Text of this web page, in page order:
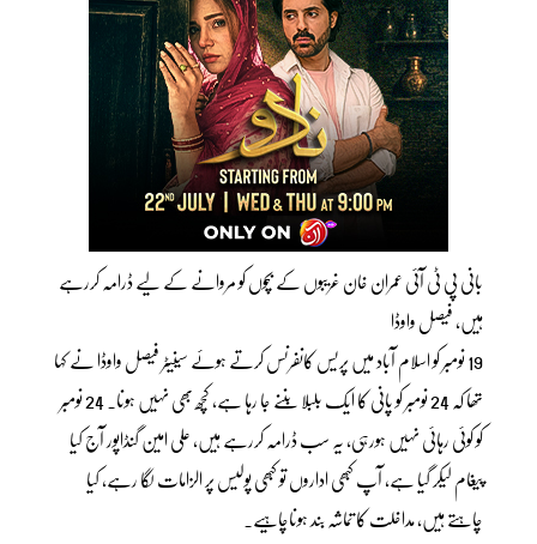
بانی پی ٹی آئی عمران خان غریبوں کے بچوں کو مروانے کے لیے ڈرامہ کررہے
ہیں، فیصل واوڈا
19 نومبر کو اسلام آباد میں پریس کانفرنس کرتے ہوئے سینیٹر فیصل واوڈا نے کہا
تھا کہ 24 نومبر کو پانی کا ایک بلبلا بننے جا رہا ہے، کچھ بھی نہیں ہونا۔ 24 نومبر
کو کوئی رہائی نہیں ہورہی، یہ سب ڈرامہ کررہے ہیں، علی امین گنڈاپور آج کیا
پیغام لیکر گیا ہے، آپ کبھی اداروں تو کبھی پولیس پر الزامات لگا رہے، کیا
چاہتے ہیں، مداخلت کا تماشہ بند ہوناچاہیے۔